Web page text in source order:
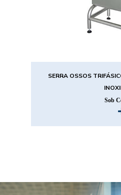
SERRA OSSOS
Sob